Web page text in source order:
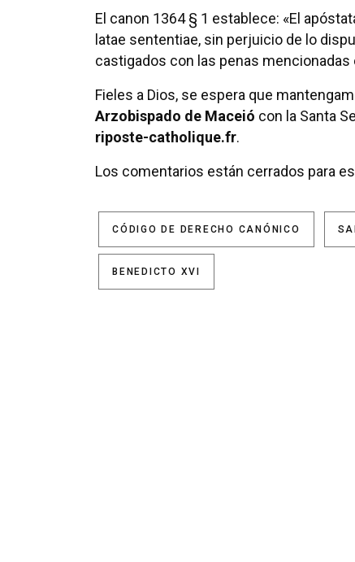
El canon 1364 § 1 establece: «El
latae sententiae, sin perjuicio de lo
castigados con las penas mencionadas
Fieles a Dios, se espera que
Arzobispado de Maceió con la Santa
riposte-catholique.fr.
Los comentarios están cerrados para
CÓDIGO DE DERECHO CANÓNICO
BENEDICTO XVI